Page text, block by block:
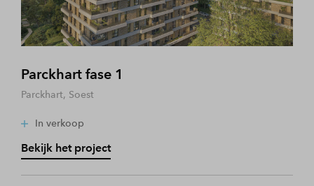
Parckhart fase 1
Parckhart, Soest
In verkoop
Bekijk het project